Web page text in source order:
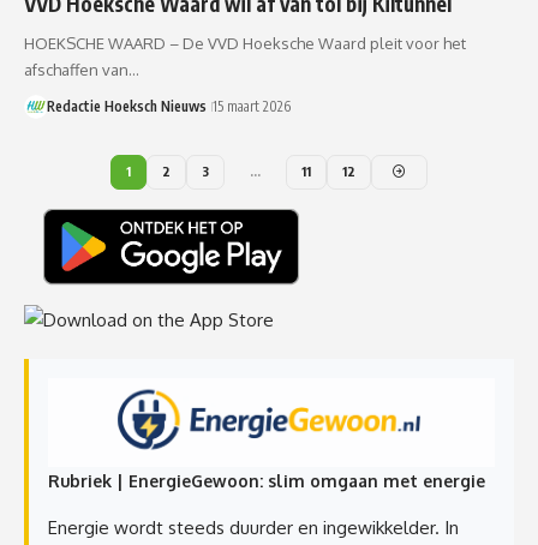
HOEKSCHE WAARD – De VVD Hoeksche Waard pleit voor het
afschaffen van…
Redactie Hoeksch Nieuws 15 maart 2026
1 2 3 … 11 12
Rubriek | EnergieGewoon: slim omgaan met energie
Energie wordt steeds duurder en ingewikkelder. In